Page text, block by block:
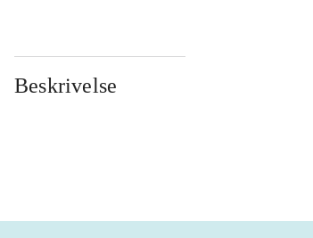
Beskrivelse